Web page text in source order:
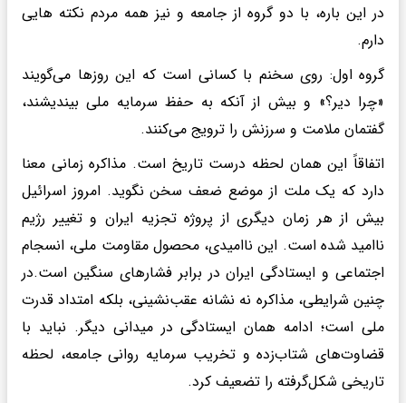
در این باره، با دو گروه از جامعه و نیز همه مردم نکته هایی
دارم.
گروه اول: روی سخنم با کسانی است که این روزها می‌گویند
«چرا دیر؟» و بیش از آنکه به حفظ سرمایه ملی بیندیشند،
گفتمان ملامت و سرزنش را ترویج می‌کنند.
اتفاقاً این همان لحظه درست تاریخ است. مذاکره زمانی معنا
دارد که یک ملت از موضع ضعف سخن نگوید. امروز اسرائیل
بیش از هر زمان دیگری از پروژه تجزیه ایران و تغییر رژیم
ناامید شده است. این ناامیدی، محصول مقاومت ملی، انسجام
اجتماعی و ایستادگی ایران در برابر فشارهای سنگین است.در
چنین شرایطی، مذاکره نه نشانه عقب‌نشینی، بلکه امتداد قدرت
ملی است؛ ادامه همان ایستادگی در میدانی دیگر. نباید با
قضاوت‌های شتاب‌زده و تخریب سرمایه روانی جامعه، لحظه
تاریخی شکل‌گرفته را تضعیف کرد.